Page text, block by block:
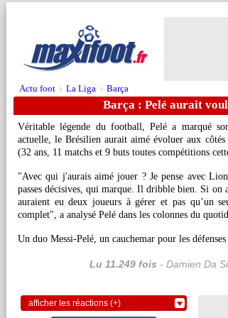
Actu foot > La Liga > Barça
Barça : Pelé aurait
Véritable légende du football, Pelé a marqué
actuelle, le Brésilien aurait aimé évoluer aux
(32 ans, 11 matchs et 9 buts toutes compétitions
"Avec qui j'aurais aimé jouer ? Je pense avec
passes décisives, qui marque. Il dribble bien. Si on
auraient eu deux joueurs à gérer et pas qu’un
complet", a analysé Pelé dans les colonnes du
Un duo Messi-Pelé, un cauchemar pour les défenses
Lu 11.249 fois - Damien Da
afficher les réactions (+)